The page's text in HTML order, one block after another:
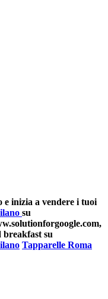
e inizia a vendere i tuoi
su
su
Tapparelle Roma